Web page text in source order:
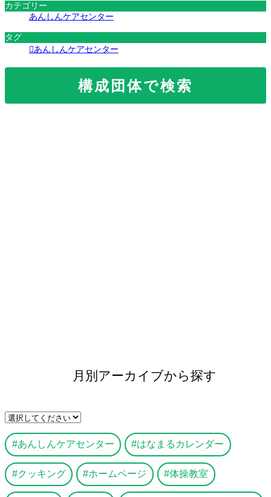
カテゴリー
あんしんケアセンター
タグ
あんしんケアセンター
構成団体で検索
月別アーカイブから探す
あんしんケアセンター はなまるカレンダー
クッキング ホームページ 体操教室